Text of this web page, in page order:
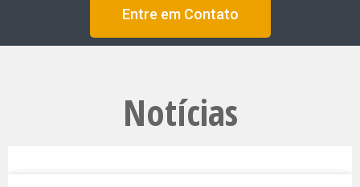
Entre em Contato
Notícias